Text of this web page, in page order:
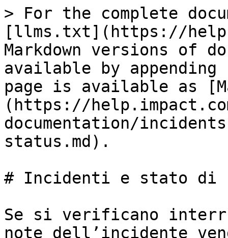
> For the complete
[llms.txt](https://
Markdown versions of
available by
page is available as
(https://
documentation/
status.md).
# Incidenti e stato di
Se si verificano
note dell’incidente